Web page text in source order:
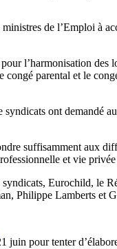
de l’Emploi
l’harmonisation
parental et le
ont demandé
suffisamment aux
et vie
Eurochild,
Philippe Lamberts et
pour tenter